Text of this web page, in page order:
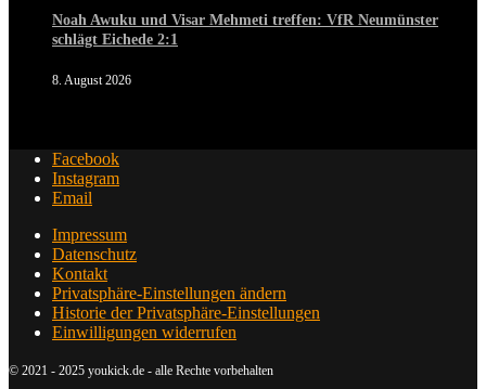
Noah Awuku und Visar Mehmeti treffen: VfR Neumünster
schlägt Eichede 2:1
8. August 2026
Facebook
Instagram
Email
Impressum
Datenschutz
Kontakt
Privatsphäre-Einstellungen ändern
Historie der Privatsphäre-Einstellungen
Einwilligungen widerrufen
© 2021 - 2025 youkick.de - alle Rechte vorbehalten